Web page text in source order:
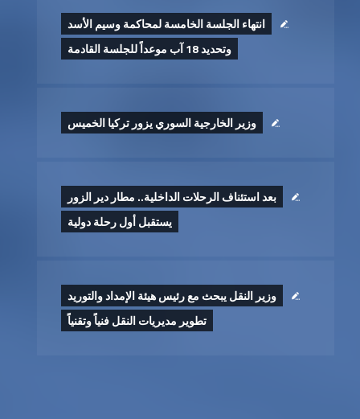
انتهاء الجلسة الخامسة لمحاكمة وسيم الأسد
وتحديد 18 آب موعداً للجلسة القادمة
وزير الخارجية السوري يزور تركيا الخميس
بعد استئناف الرحلات الداخلية.. مطار دير الزور
يستقبل أول رحلة دولية
وزير النقل يبحث مع رئيس هيئة الإمداد والتوريد
تطوير ‏مديريات النقل فنياً وتقنياً